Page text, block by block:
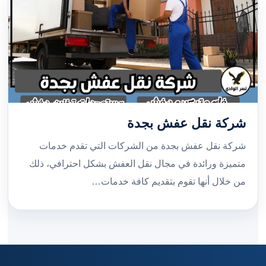
شركة نقل عفش بجدة
شركة نقل عفش بجدة من الشركات التي تقدم خدمات
متميزة ورائدة في مجال نقل العفش بشكل احترافي، ذلك
من خلال أنها تقوم بتقديم كافة خدمات…